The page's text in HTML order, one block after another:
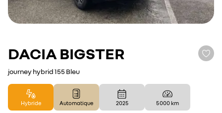
DACIA BIGSTER
journey hybrid 155 Bleu
Hybride Automatique 2025 5 000 km